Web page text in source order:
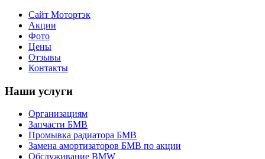
Сайт Мотортэк
Акции
Фото
Цены
Отзывы
Контакты
Наши услуги
Организациям
Запчасти БМВ
Промывка радиатора БМВ
Замена амортизаторов БМВ по акции
Обслуживание BMW